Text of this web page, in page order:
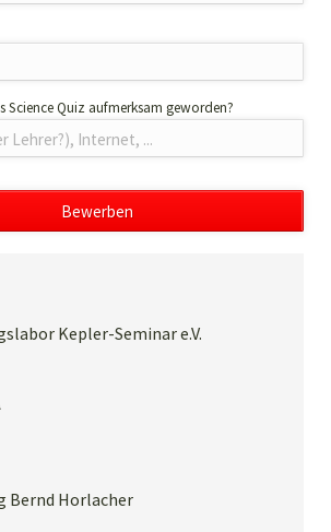
Science Quiz aufmerksam geworden?
Bewerben
Kepler-Seminar e.V.
Bernd Horlacher